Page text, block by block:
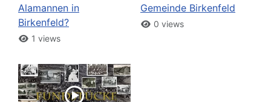
Alamannen in
Birkenfeld?
1 views
Gemeinde Birkenfeld
0 views